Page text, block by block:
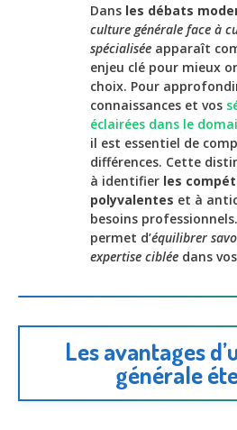
Dans les débats
culture générale face à
spécialisée apparaît
enjeu clé pour mieux
choix. Pour
connaissances et vos
éclairées dans le
il est essentiel de
différences. Cette
à identifier les
polyvalentes et à
besoins
permet d’équilibrer
expertise ciblée dans
Les avantages
générale